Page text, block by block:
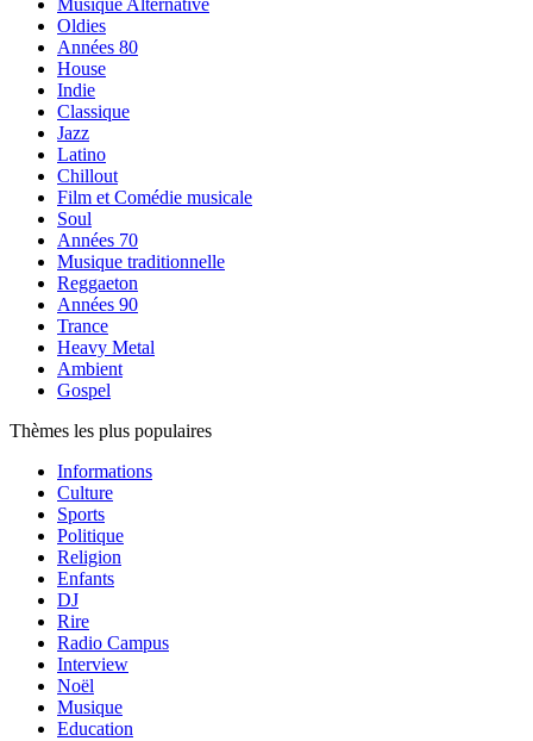
Musique Alternative
Oldies
Années 80
House
Indie
Classique
Jazz
Latino
Chillout
Film et Comédie musicale
Soul
Années 70
Musique traditionnelle
Reggaeton
Années 90
Trance
Heavy Metal
Ambient
Gospel
Thèmes les plus populaires
Informations
Culture
Sports
Politique
Religion
Enfants
DJ
Rire
Radio Campus
Interview
Noël
Musique
Education